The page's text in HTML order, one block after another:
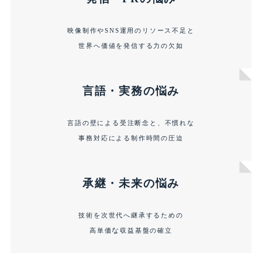
映像制作やSNS運用のリソース不足と
世界へ価値を発信する力の欠如
言語・実務の悩み
言語の壁による受注断念と、不慣れな
事務対応による制作時間の圧迫
承継・未来の悩み
技術を次世代へ継承するための
高単価な収益基盤の確立